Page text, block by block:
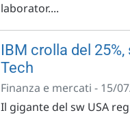
laborator....
IBM crolla del
Tech
Finanza e mercati - 15/
Il gigante del sw USA